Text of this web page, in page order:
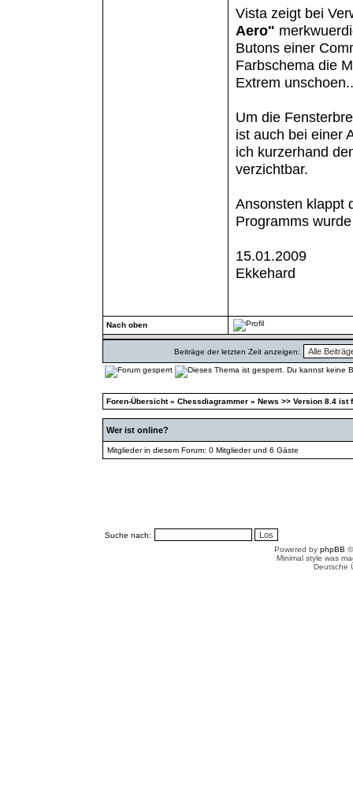
Vista zeigt bei
Aero"
Butons einer
Farbschema die
Extrem
Um die
ist auch bei einer
ich kurzerhand
verzichtbar.
Ansonsten klappt
Programms
15.01.2009
Ekkehard
Nach oben
Beiträge der letzten Zeit anzeigen:
Foren-Übersicht» Chessdiagrammer » News >> Version 8.4 ist
Wer ist online?
Mitglieder in diesem Forum: 0 Mitglieder und 6 Gäste
Suche nach:
Powered by phpBB
Minimal style was
Deutsche